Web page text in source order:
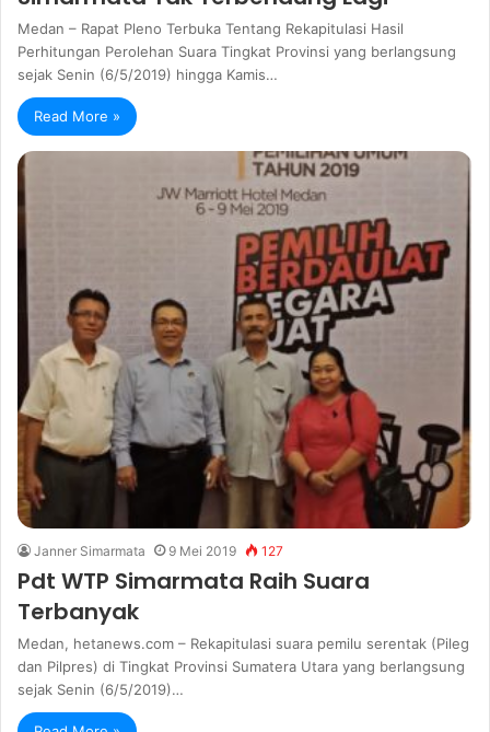
Medan – Rapat Pleno Terbuka Tentang Rekapitulasi Hasil
Perhitungan Perolehan Suara Tingkat Provinsi yang berlangsung
sejak Senin (6/5/2019) hingga Kamis…
Read More »
Janner Simarmata 9 Mei 2019 127
Pdt WTP Simarmata Raih Suara
Terbanyak
Medan, hetanews.com – Rekapitulasi suara pemilu serentak (Pileg
dan Pilpres) di Tingkat Provinsi Sumatera Utara yang berlangsung
sejak Senin (6/5/2019)…